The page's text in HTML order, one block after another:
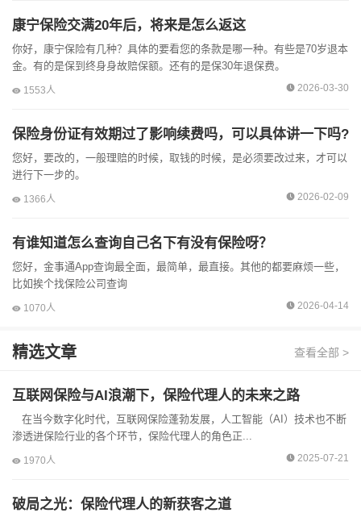
康宁保险交满20年后，将来是怎么返这
你好，康宁保险有几种？具体的要看您的条款是哪一种。有些是70岁退本
金。有的是保到终身身故赔保额。还有的是保30年退保费。
1553人 2026-03-30
保险身份证有效期过了影响续费吗，可以具体讲一下吗?
您好，要改的，一般理赔的时候，取钱的时候，是必须要改过来，才可以
进行下一步的。
1366人 2026-02-09
有谁知道怎么查询自己名下有没有保险呀？
您好，金事通App查询最全面，最简单，最直接。其他的都要麻烦一些，
比如挨个找保险公司查询
1070人 2026-04-14
精选文章 查看全部 >
互联网保险与AI浪潮下，保险代理人的未来之路
在当今数字化时代，互联网保险蓬勃发展，人工智能（AI）技术也不断
渗透进保险行业的各个环节，保险代理人的角色正...
1970人 2025-07-21
破局之光：保险代理人的新获客之道